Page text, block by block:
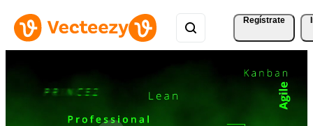
Regístrate